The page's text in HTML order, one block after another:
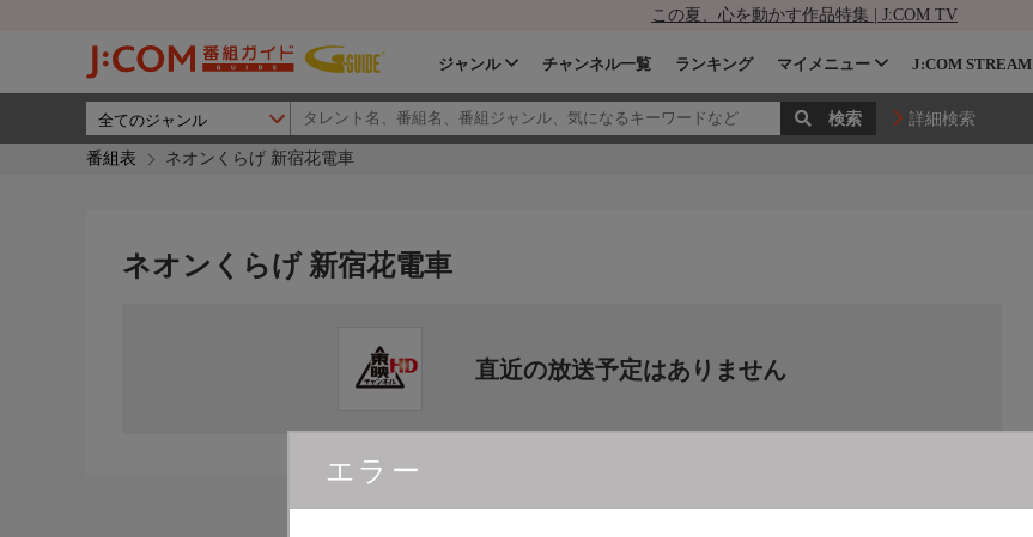
この夏、心を動かす作品特集 | J:COM TV
ジャンル チャンネル一覧 ランキング マイメニュー J:COM STREAM
詳細検索
番組表 ネオンくらげ 新宿花電車
エラー
ネオンくらげ 新宿花電車
直近の放送予定はありません